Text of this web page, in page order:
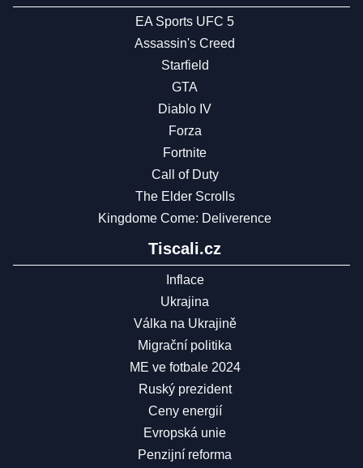
EA Sports UFC 5
Assassin's Creed
Starfield
GTA
Diablo IV
Forza
Fortnite
Call of Duty
The Elder Scrolls
Kingdome Come: Deliverence
Tiscali.cz
Inflace
Ukrajina
Válka na Ukrajině
Migrační politika
ME ve fotbale 2024
Ruský prezident
Ceny energií
Evropská unie
Penzijní reforma